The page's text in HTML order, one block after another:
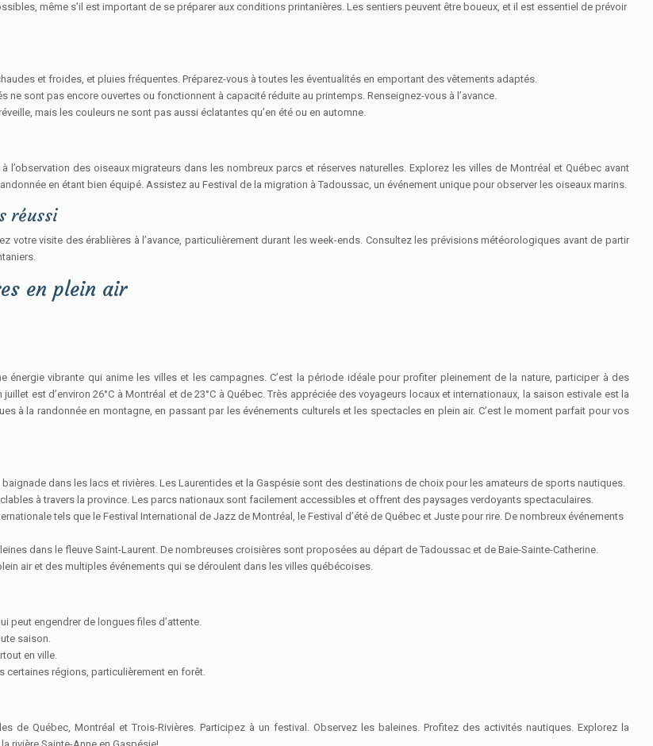
même s’il est important de se préparer aux conditions printanières. Les sentiers peuvent être boueux, et il est essentiel de prévoir
et froides, et pluies fréquentes. Préparez-vous à toutes les éventualités en emportant des vêtements adaptés.
ne sont pas encore ouvertes ou fonctionnent à capacité réduite au printemps. Renseignez-vous à l’avance.
mais les couleurs ne sont pas aussi éclatantes qu’en été ou en automne.
des oiseaux migrateurs dans les nombreux parcs et réserves naturelles. Explorez les villes de Montréal et Québec avant
en étant bien équipé. Assistez au Festival de la migration à Tadoussac, un événement unique pour observer les oiseaux marins.
réussi
votre visite des érablières à l’avance, particulièrement durant les week-ends. Consultez les prévisions météorologiques avant de partir
en plein air
énergie vibrante qui anime les villes et les campagnes. C’est la période idéale pour profiter pleinement de la nature, participer à des
est d’environ 26°C à Montréal et de 23°C à Québec. Très appréciée des voyageurs locaux et internationaux, la saison estivale est la
à la randonnée en montagne, en passant par les événements culturels et les spectacles en plein air. C’est le moment parfait pour vos
dans les lacs et rivières. Les Laurentides et la Gaspésie sont des destinations de choix pour les amateurs de sports nautiques.
à travers la province. Les parcs nationaux sont facilement accessibles et offrent des paysages verdoyants spectaculaires.
tels que le Festival International de Jazz de Montréal, le Festival d’été de Québec et Juste pour rire. De nombreux événements
dans le fleuve Saint-Laurent. De nombreuses croisières sont proposées au départ de Tadoussac et de Baie-Sainte-Catherine.
air et des multiples événements qui se déroulent dans les villes québécoises.
peut engendrer de longues files d’attente.
saison.
en ville.
certaines régions, particulièrement en forêt.
de Québec, Montréal et Trois-Rivières. Participez à un festival. Observez les baleines. Profitez des activités nautiques. Explorez la